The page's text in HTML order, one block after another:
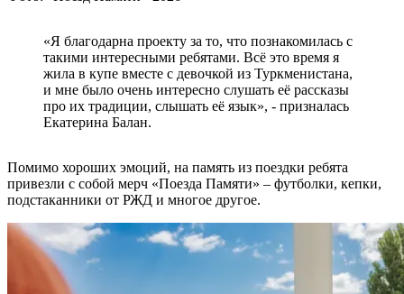
«Я благодарна проекту за то, что познакомилась с
такими интересными ребятами. Всё это время я
жила в купе вместе с девочкой из Туркменистана,
и мне было очень интересно слушать её рассказы
про их традиции, слышать её язык», - призналась
Екатерина Балан.
Помимо хороших эмоций, на память из поездки ребята
привезли с собой мерч «Поезда Памяти» – футболки, кепки,
подстаканники от РЖД и многое другое.